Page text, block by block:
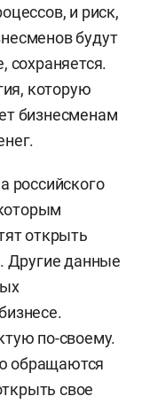
и риск,
будут
сохраняется.
которую
бизнесменам
российского
открыть
Другие данные
по-своему.
обращаются
свое